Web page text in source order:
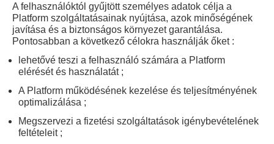
A felhasználóktól gyűjtött személyes adatok célja a
Platform szolgáltatásainak nyújtása, azok minőségének
javítása és a biztonságos környezet garantálása.
Pontosabban a következő célokra használják őket :
lehetővé teszi a felhasználó számára a Platform
elérését és használatát ;
A Platform működésének kezelése és teljesítményének
optimalizálása ;
Megszervezi a fizetési szolgáltatások igénybevételének
feltételeit ;